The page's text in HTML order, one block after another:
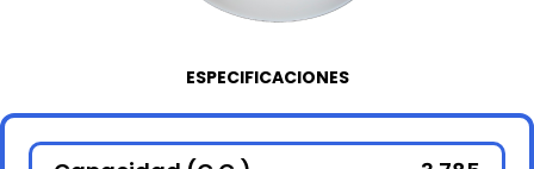
ESPECIFICACIONES